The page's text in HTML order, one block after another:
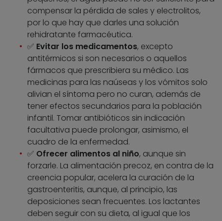
compensar la pérdida de sales y electrolitos,
por lo que hay que darles una solución
rehidratante farmacéutica.
✅ Evitar los medicamentos, excepto
antitérmicos si son necesarios o aquellos
fármacos que prescribiera su médico. Las
medicinas para las naúseas y los vómitos solo
alivian el síntoma pero no curan, además de
tener efectos secundarios para la población
infantil. Tomar antibióticos sin indicación
facultativa puede prolongar, asimismo, el
cuadro de la enfermedad.
✅ Ofrecer alimentos al niño, aunque sin
forzarle. La alimentación precoz, en contra de la
creencia popular, acelera la curación de la
gastroenteritis, aunque, al principio, las
deposiciones sean frecuentes. Los lactantes
deben seguir con su dieta, al igual que los